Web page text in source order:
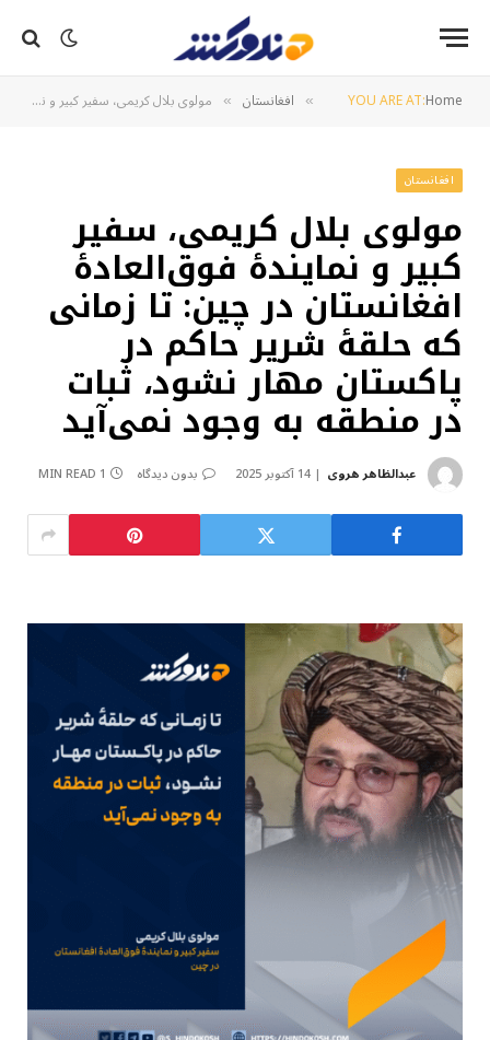
YOU ARE AT:Home
» افغانستان » مولوی بلال کریمی، سفیر کبیر و نمایندهٔ فوق‌العادهٔ افغانستان در چین: تا زمانی که حلقهٔ شریر حاکم در پاکستان مهار نشود، ثبات در منطقه به وجود نمی‌آید
افغانستان
مولوی بلال کریمی، سفیر
کبیر و نمایندهٔ فوق‌العادهٔ
افغانستان در چین: تا زمانی
که حلقهٔ شریر حاکم در
پاکستان مهار نشود، ثبات
در منطقه به وجود نمی‌آید
عبدالظاهر هروی 14 آکتوبر 2025 بدون دیدگاه 1 MIN READ